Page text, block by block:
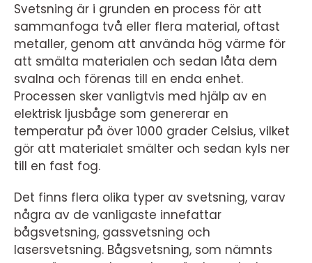
Svetsning är i grunden en process för att
sammanfoga två eller flera material, oftast
metaller, genom att använda hög värme för
att smälta materialen och sedan låta dem
svalna och förenas till en enda enhet.
Processen sker vanligtvis med hjälp av en
elektrisk ljusbåge som genererar en
temperatur på över 1000 grader Celsius, vilket
gör att materialet smälter och sedan kyls ner
till en fast fog.
Det finns flera olika typer av svetsning, varav
några av de vanligaste innefattar
bågsvetsning, gassvetsning och
lasersvetsning. Bågsvetsning, som nämnts